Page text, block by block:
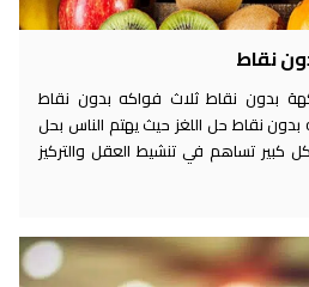
نقاط
بدون نقاط ثلاث فواكه بدون نقاط
نقاط حل اللغز حيث يهتم الناس بحل
كبير تساهم في تنشيط العقل والتركيز